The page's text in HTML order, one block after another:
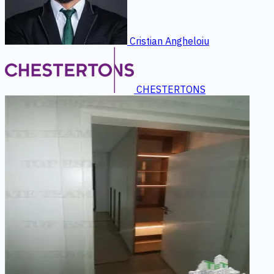
Cristian Angheloiu
CHESTERTONS